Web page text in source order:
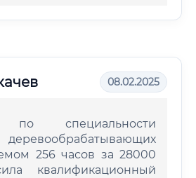
08.02.2025
по специальности
256 часов за 28000
квалификационный